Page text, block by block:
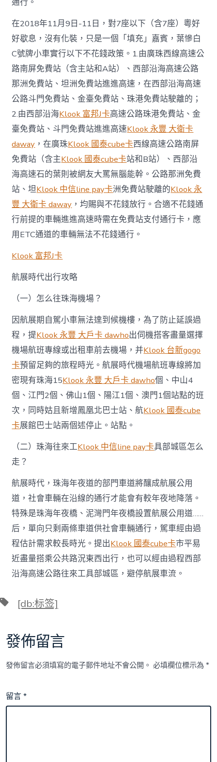
在2018年11月9日-11日，對7座以下（含7座）粵好
好歇息，沒有化裝，只是一個「填充」嘉賓，葉慘白
C號牌小車實行以下不花錢政策。1.由廣珠西線高速公
路南屏免費站（含主站和A站）、西部沿海高速公路
那洲免費站、坦洲免費站進進高速，在西部沿海高速
公路斗門免費站、金臺免費站、珠港免費站駛離的；
2.由西部沿海Klook 富邦J卡高速公路珠港免費站、金
臺免費站、斗門免費站進進高速Klook 永豐 大衛卡
daway ，在廣珠Klook 國泰cube卡西線高速公路南屏
免費站（含主Klook 國泰cube卡站和B站）、西部沿
海高速石的葉則被網友大罵無腦能幹。公路那洲免費
站、坦Klook 中信line pay卡洲免費站駛離的Klook 永
豐 大衛卡 daway ，均賜與不花錢放行。合適不花錢通
行前提的車輛進進高速時需在免費站支付通行卡，應
用ETC通道的車輛無法不花錢通行。
Klook 富邦J卡
航展時代出行攻略
（一）怎么往珠海機場？
因航展期自駕小車無法達到候機樓，為了防止延誤過
程，提Klook 永豐 大戶卡 dawho出伺機搭客盡量選擇
機場航班專線或出租車前去機場，并Klook 台新gogo
卡預留足夠的旅程時光。航展時代機場航班專線將加
密現有珠海15Klook 永豐 大戶卡 dawho個、中山4
個、江門2個、佛山1個、陽江1個、澳門1個站點的班
次，同時姑且新增鳳凰北巴士站、航Klook 國泰cube
卡展館巴士站兩個述停止。站點。
（二）珠海往來工Klook 中信line pay卡具部城區怎么
走？
航展時代，珠海年夜道的部門車道將釀成航展公用
道，社會車輛在沿線的通行才能會有較年夜地降落。
特殊是珠海年夜橋、泥灣門年夜橋設置航展公用道……
后，單向只剩兩條車道供社會車輛通行，駕車經由過
程估計需求較長時光。提出Klook 國泰cube卡市平易
近盡量搭乘公共路況東西出行，也可以經由過程西部
沿海高速公路往來工具部城區，避停航展車流。
標 [db:标签]
發佈留言
發佈留言必須填寫的電子郵件地址不會公開。 必填欄位標示為*
留言*